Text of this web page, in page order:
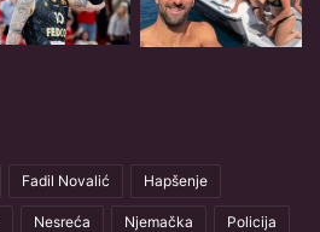
Fadil Novalić Hapšenje
Nesreća Njemačka Policija